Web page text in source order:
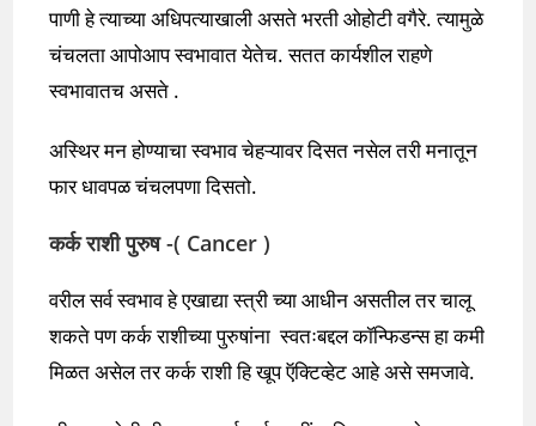
पाणी हे त्याच्या अधिपत्याखाली असते भरती ओहोटी वगैरे. त्यामुळे
चंचलता आपोआप स्वभावात येतेच. सतत कार्यशील राहणे
स्वभावातच असते .
अस्थिर मन होण्याचा स्वभाव चेहऱ्यावर दिसत नसेल तरी मनातून
फार धावपळ चंचलपणा दिसतो.
कर्क राशी पुरुष -( Cancer)
वरील सर्व स्वभाव हे एखाद्या स्त्री च्या आधीन असतील तर चालू
शकते पण कर्क राशीच्या पुरुषांना स्वतःबद्दल कॉन्फिडन्स हा कमी
मिळत असेल तर कर्क राशी हि खूप ऍक्टिव्हेट आहे असे समजावे.